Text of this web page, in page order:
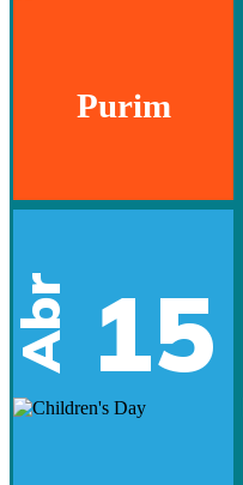
Purim
Abr 15